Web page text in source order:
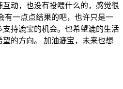
动，也没有投喂什么的，感觉很
有一点点结果的吧，也许只是一
持漉宝的机会。也希望漉的生活
的方向。 加油漉宝，未来也想